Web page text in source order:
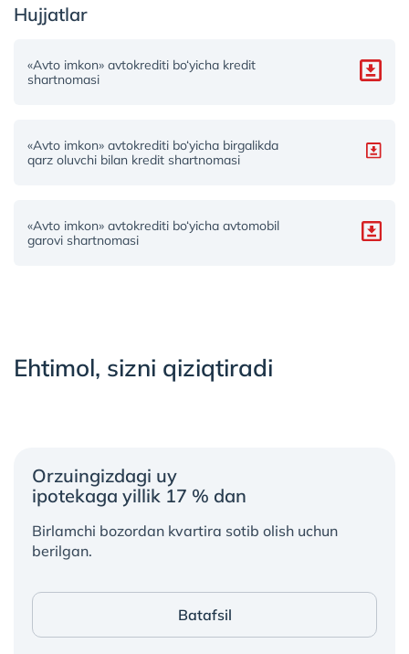
Hujjatlar
«Avto imkon» avtokrediti bo‘yicha kredit
shartnomasi
«Avto imkon» avtokrediti bo‘yicha birgalikda
qarz oluvchi bilan kredit shartnomasi
«Avto imkon» avtokrediti bo‘yicha avtomobil
garovi shartnomasi
Ehtimol, sizni qiziqtiradi
Orzuingizdagi uy
ipotekaga yillik 17 % dan
Birlamchi bozordan kvartira sotib olish uchun
berilgan.
Batafsil